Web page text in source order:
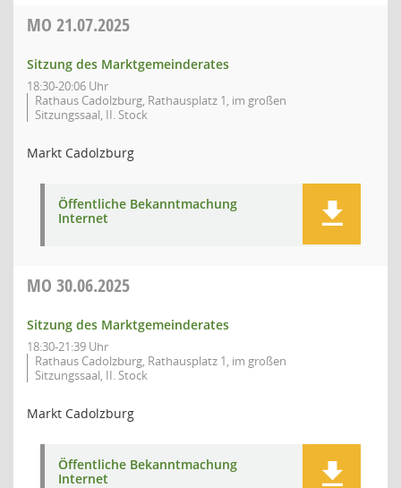
MO 21.07.2025
Sitzung des Marktgemeinderates
18:30-20:06 Uhr
Rathaus Cadolzburg, Rathausplatz 1, im großen
Sitzungssaal, II. Stock
Markt Cadolzburg
Öffentliche Bekanntmachung
Internet
MO 30.06.2025
Sitzung des Marktgemeinderates
18:30-21:39 Uhr
Rathaus Cadolzburg, Rathausplatz 1, im großen
Sitzungssaal, II. Stock
Markt Cadolzburg
Öffentliche Bekanntmachung
Internet